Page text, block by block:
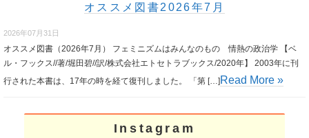
オススメ図書2026年7月
2026年07月31日
オススメ図書（2026年7月） フェミニズムはみんなのもの 情熱の政治学 【ベ
ル・フックス//著/堀田碧//訳/株式会社エトセトラブックス/2020年】 2003年に刊
行された本書は、17年の時を経て復刊しました。 「第 […] Read More »
Instagram